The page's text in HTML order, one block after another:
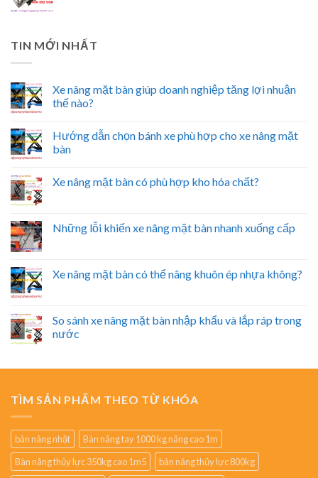
TIN MỚI NHẤT
Xe nâng mặt bàn giúp doanh nghiệp tăng lợi nhuận
thế nào?
Hướng dẫn chọn bánh xe phù hợp cho xe nâng mặt
bàn
Xe nâng mặt bàn có phù hợp kho hóa chất?
Những lỗi khiến xe nâng mặt bàn nhanh xuống cấp
Xe nâng mặt bàn có thể nâng khuôn ép nhựa không?
So sánh xe nâng mặt bàn nhập khẩu và lắp ráp trong
nước
TÌM SẢN PHẨM THEO TỪ KHÓA
bàn nâng nhật
Bàn nâng tay 1000 kg nâng cao 1m
Bàn nâng thủy lực 350kg cao 1m5
bàn nâng thủy lực 800kg